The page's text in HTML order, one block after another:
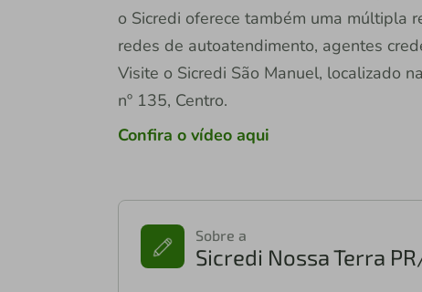
o Sicredi oferece também uma múltipla
redes de autoatendimento, agentes
Visite o Sicredi São Manuel, localizado
nº 135, Centro.
Confira o vídeo aqui
Sobre a
Sicredi Nossa Terra